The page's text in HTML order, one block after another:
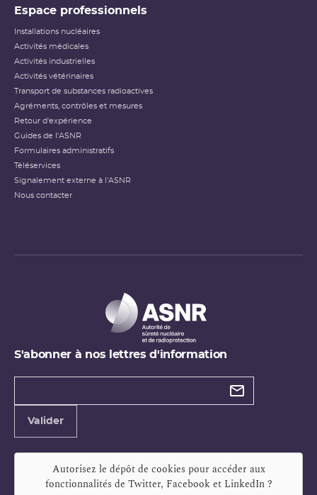
Espace professionnels
Installations nucléaires
Activités médicales
Activités industrielles
Activités vétérinaires
Transport de substances radioactives
Agréments, contrôles et mesures
Retour d'expérience
Guides de l'ASNR
Formulaires administratifs
Téléservices
Signalement externe à l'ASNR
Nous contacter
S'abonner à nos lettres d'information
Types de
Valider
Autorisez le dépôt de cookies pour accéder aux
fonctionnalités de Twitter, Facebook et LinkedIn?